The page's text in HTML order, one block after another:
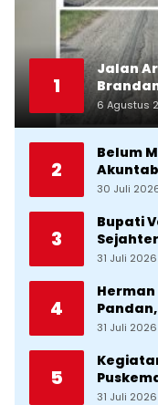
1
Jalan
6 Agustus
2
Belum
2025
30 Juli
3
Bupati
Tani
31 Juli 2026
4
Lingkar
31 Juli 2026
5
31 Juli 2026